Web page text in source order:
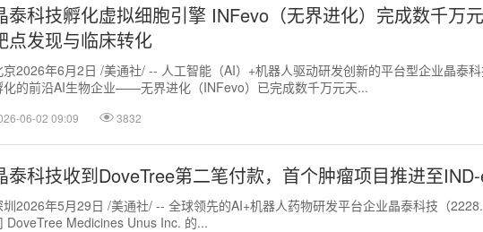
泰科技孵化虚拟细胞引擎 INFevo（无界进化）完成数千万
点发现与临床转化
京2026年6月2日 /美通社/ -- 人工智能（AI）+机器人驱动研发创新的平台型企业晶泰
化的前沿AI生物企业——无界进化（INFevo）已完成数千万元天...
06-02 09:09 3832
泰科技收到DoveTree第二笔付款，首个肿瘤项目推进至
圳2026年5月29日 /美通社/ -- 全球领先的AI+机器人药物研发平台企业晶泰科技（
DoveTree Medicines Unus Inc. 的...